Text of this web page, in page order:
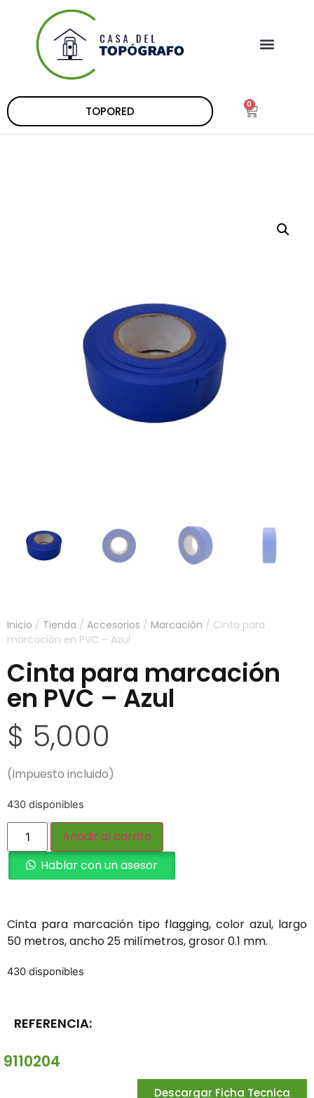
TOPORED 0
Inicio / Tienda / Accesorios / Marcación / Cinta para
marcación en PVC – Azul
Cinta para marcación
en PVC – Azul
$ 5,000
(Impuesto incluido)
430 disponibles
Añadir al carrito
Hablar con un asesor
Cinta para marcación tipo flagging, color azul, largo
50 metros, ancho 25 milímetros, grosor 0.1 mm.
430 disponibles
REFERENCIA:
9110204
Descargar Ficha Tecnica